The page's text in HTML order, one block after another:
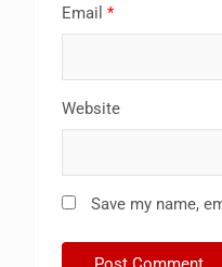
Email *
Website
Save my name,